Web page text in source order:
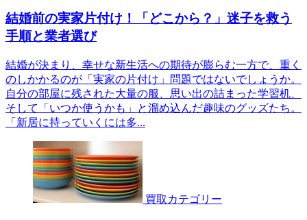
結婚前の実家片付け！「どこから？」迷子を救う
手順と業者選び
結婚が決まり、幸せな新生活への期待が膨らむ一方で、重く
のしかかるのが「実家の片付け」問題ではないでしょうか。
自分の部屋に残された大量の服、思い出の詰まった学習机、
そして「いつか使うかも」と溜め込んだ趣味のグッズたち。
「新居に持っていくには多...
買取カテゴリー